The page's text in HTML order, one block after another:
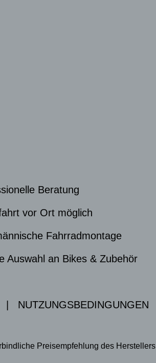
Beratung
vor Ort möglich
Fahrradmontage
Auswahl an Bikes & Zubehör
NUTZUNGSBEDINGUNGEN
Preisempfehlung des Herstellers